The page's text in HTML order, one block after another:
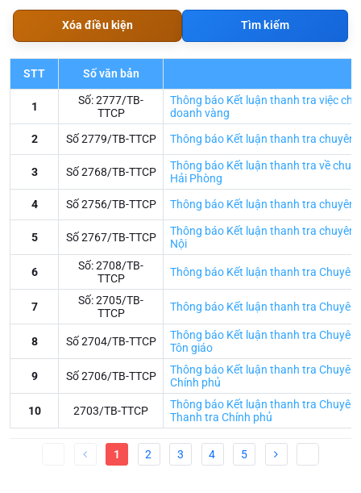
STT Số văn bản
1
Số: 2777/TB-
TTCP
Thông báo Kết luận thanh tra việc
doanh vàng
2
Số 2779/TB-TTCP Thông báo Kết luận thanh tra chuyên
3 Số 2768/TB-TTCP
Thông báo Kết luận thanh tra về
Hải Phòng
4
Số 2756/TB-TTCP Thông báo Kết luận thanh tra chuyên
5 Số 2767/TB-TTCP
Thông báo Kết luận thanh tra chuyên
Nội
6
Số: 2708/TB-
TTCP
Thông báo Kết luận thanh tra
7
Số: 2705/TB-
TTCP
Thông báo Kết luận thanh tra
8 Số 2704/TB-TTCP
Thông báo Kết luận thanh tra
Tôn giáo
9 Số 2706/TB-TTCP
Thông báo Kết luận thanh tra
Chính phủ
10 2703/TB-TTCP
Thông báo Kết luận thanh tra
Thanh tra Chính phủ
1 2 3 4 5
Xóa điều kiện Tìm kiếm